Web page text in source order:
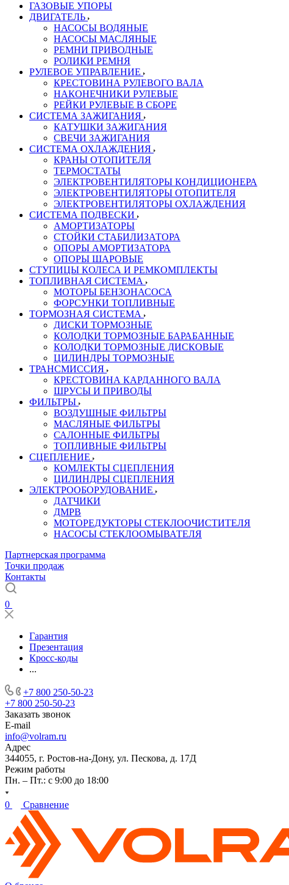
ГАЗОВЫЕ УПОРЫ
ДВИГАТЕЛЬ
НАСОСЫ ВОДЯНЫЕ
НАСОСЫ МАСЛЯНЫЕ
РЕМНИ ПРИВОДНЫЕ
РОЛИКИ РЕМНЯ
РУЛЕВОЕ УПРАВЛЕНИЕ
КРЕСТОВИНА РУЛЕВОГО ВАЛА
НАКОНЕЧНИКИ РУЛЕВЫЕ
РЕЙКИ РУЛЕВЫЕ В СБОРЕ
СИСТЕМА ЗАЖИГАНИЯ
КАТУШКИ ЗАЖИГАНИЯ
СВЕЧИ ЗАЖИГАНИЯ
СИСТЕМА ОХЛАЖДЕНИЯ
КРАНЫ ОТОПИТЕЛЯ
ТЕРМОСТАТЫ
ЭЛЕКТРОВЕНТИЛЯТОРЫ КОНДИЦИОНЕРА
ЭЛЕКТРОВЕНТИЛЯТОРЫ ОТОПИТЕЛЯ
ЭЛЕКТРОВЕНТИЛЯТОРЫ ОХЛАЖДЕНИЯ
СИСТЕМА ПОДВЕСКИ
АМОРТИЗАТОРЫ
СТОЙКИ СТАБИЛИЗАТОРА
ОПОРЫ АМОРТИЗАТОРА
ОПОРЫ ШАРОВЫЕ
СТУПИЦЫ КОЛЕСА И РЕМКОМПЛЕКТЫ
ТОПЛИВНАЯ СИСТЕМА
МОТОРЫ БЕНЗОНАСОСА
ФОРСУНКИ ТОПЛИВНЫЕ
ТОРМОЗНАЯ СИСТЕМА
ДИСКИ ТОРМОЗНЫЕ
КОЛОДКИ ТОРМОЗНЫЕ БАРАБАННЫЕ
КОЛОДКИ ТОРМОЗНЫЕ ДИСКОВЫЕ
ЦИЛИНДРЫ ТОРМОЗНЫЕ
ТРАНСМИССИЯ
КРЕСТОВИНА КАРДАННОГО ВАЛА
ШРУСЫ И ПРИВОДЫ
ФИЛЬТРЫ
ВОЗДУШНЫЕ ФИЛЬТРЫ
МАСЛЯНЫЕ ФИЛЬТРЫ
САЛОННЫЕ ФИЛЬТРЫ
ТОПЛИВНЫЕ ФИЛЬТРЫ
СЦЕПЛЕНИЕ
КОМЛЕКТЫ СЦЕПЛЕНИЯ
ЦИЛИНДРЫ СЦЕПЛЕНИЯ
ЭЛЕКТРООБОРУДОВАНИЕ
ДАТЧИКИ
ДМРВ
МОТОРЕДУКТОРЫ СТЕКЛООЧИСТИТЕЛЯ
НАСОСЫ СТЕКЛООМЫВАТЕЛЯ
Партнерская программа
Точки продаж
Контакты
0
Гарантия
Презентация
Кросс-коды
...
+7 800 250-50-23
+7 800 250-50-23
Заказать звонок
E-mail
info@volram.ru
Адрес
344055, г. Ростов-на-Дону, ул. Пескова, д. 17Д
Режим работы
Пн. – Пт.: с 9:00 до 18:00
0 Сравнение